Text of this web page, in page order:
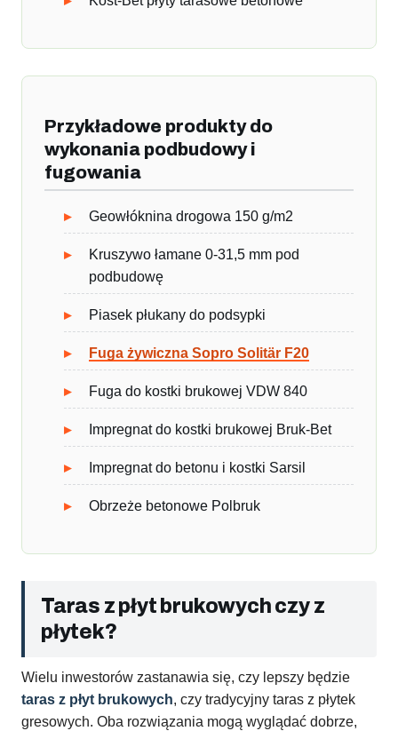
Przykładowe produkty do
wykonania podbudowy i
fugowania
Geowłóknina drogowa 150 g/m2
Kruszywo łamane 0-31,5 mm pod
podbudowę
Piasek płukany do podsypki
Fuga żywiczna Sopro Solitär F20
Fuga do kostki brukowej VDW 840
Impregnat do kostki brukowej Bruk-Bet
Impregnat do betonu i kostki Sarsil
Obrzeże betonowe Polbruk
Taras z płyt brukowych czy z
płytek?
Wielu inwestorów zastanawia się, czy lepszy będzie
taras z płyt brukowych, czy tradycyjny taras z płytek
gresowych. Oba rozwiązania mogą wyglądać dobrze,